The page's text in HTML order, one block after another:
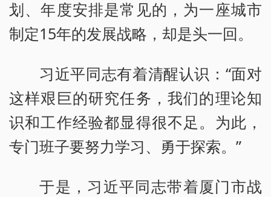
划、年度安排是常见的，为一座城市
制定15年的发展战略，却是头一回。
习近平同志有着清醒认识：“面对
这样艰巨的研究任务，我们的理论知
识和工作经验都显得很不足。为此，
专门班子要努力学习、勇于探索。”
于是，习近平同志带着厦门市战